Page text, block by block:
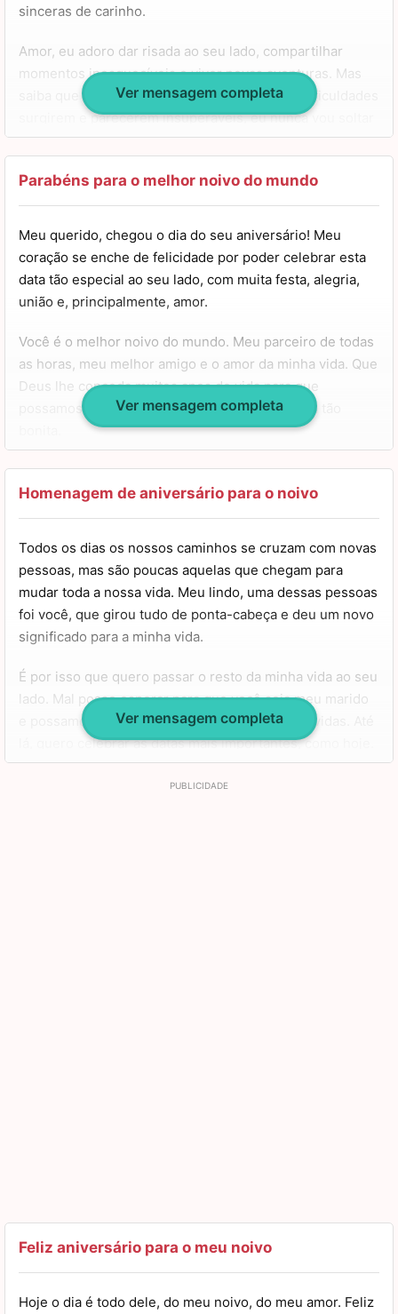
sinceras de carinho.
Amor, eu adoro dar risada ao seu lado, compartilhar
momentos inesquecíveis e viver novas aventuras. Mas
saiba que eu também estarei aqui quando as dificuldades
surgirem e parecerem insuperáveis, eu nunca vou soltar
a sua mão.
Neste seu aniversário, só quero desejar que você
continue sendo este homem incrível e que nosso amor
mais do que consigo colocar em palavras.
Ver mensagem completa
Parabéns para o melhor noivo do mundo
Meu querido, chegou o dia do seu aniversário! Meu
coração se enche de felicidade por poder celebrar esta
data tão especial ao seu lado, com muita festa, alegria,
união e, principalmente, amor.
Você é o melhor noivo do mundo. Meu parceiro de todas
as horas, meu melhor amigo e o amor da minha vida. Que
Deus lhe conceda muitos anos de vida para que
possamos continuar a escrever a nossa história tão
Eu amo dividir todos os momentos com você, saiba que
pode encontrar em mim alguém que estará ao seu lado
para tudo o que der e vier. Tenha um aniversário
Ver mensagem completa
Homenagem de aniversário para o noivo
Todos os dias os nossos caminhos se cruzam com novas
pessoas, mas são poucas aquelas que chegam para
mudar toda a nossa vida. Meu lindo, uma dessas pessoas
foi você, que girou tudo de ponta-cabeça e deu um novo
significado para a minha vida.
É por isso que quero passar o resto da minha vida ao seu
lado. Mal posso esperar para que você seja meu marido
e possamos partilhar cada segundo de nossas vidas. Até
lá, quero celebrar as datas mais importantes, como hoje.
Desejo que você tenha um feliz aniversário e que Deus
Ver mensagem completa
Feliz aniversário para o meu noivo
Hoje o dia é todo dele, do meu noivo, do meu amor. Feliz